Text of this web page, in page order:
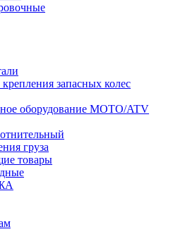
запасных колес
оборудование MOTO/ATV
груза
товары